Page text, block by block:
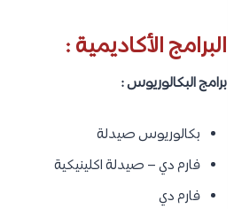
البرامج الأكاديمية :
برامج البكالوريوس :
بكالوريوس صيدلة
فارم دي – صيدلة اكلينيكية
فارم دي